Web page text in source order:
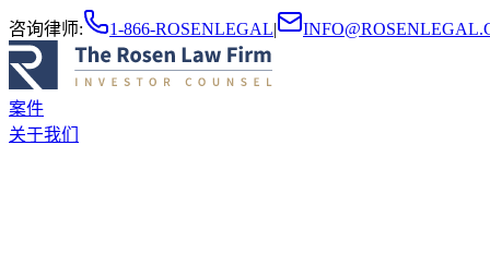
咨询律师: 1-866-ROSENLEGAL|
案件
关于我们